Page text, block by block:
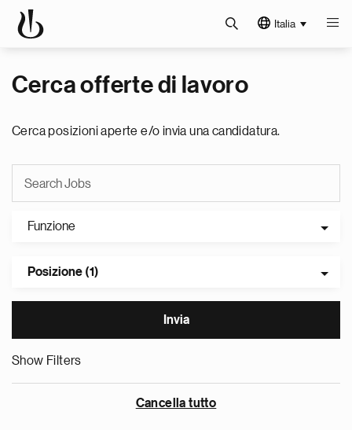
Italia
Cerca offerte di lavoro
Cerca posizioni aperte e/o invia una candidatura.
Funzione
Posizione (1)
Show Filters
Cancella tutto